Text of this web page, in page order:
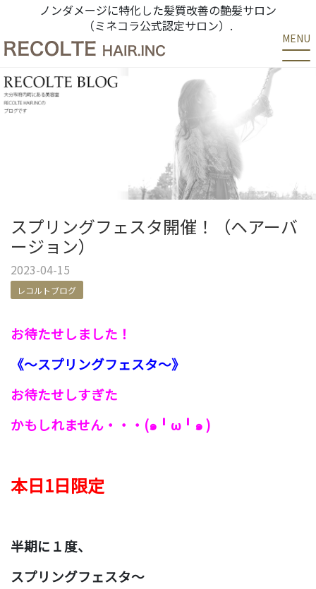
ノンダメージに特化した髪質改善の艶髪サロン
（ミネコラ公式認定サロン）.
MENU
スプリングフェスタ開催！（ヘアーバ
ージョン）
2023-04-15
レコルトブログ
お待たせしました！
《〜スプリングフェスタ〜》
お待たせしすぎた
かもしれません・・・(๑╹ω╹๑ )
本日1日限定
半期に１度、
スプリングフェスタ〜